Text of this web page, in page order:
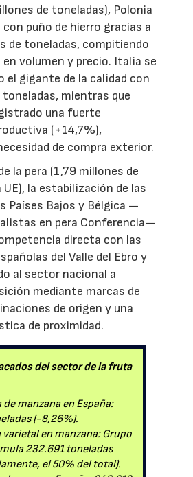
de toneladas), Polonia
puño de hierro gracias a
de toneladas, compitiendo
volumen y precio. Italia se
el gigante de la calidad con
mientras que
una fuerte
(+14,7%),
de compra exterior.
la pera (1,79 millones de
la estabilización de las
Países Bajos y Bélgica —
en pera Conferencia—
directa con las
del Valle del Ebro y
al sector nacional a
mediante marcas de
de origen y una
de proximidad.
del sector de la fruta
manzana en España:
(-8,26%).
en manzana: Grupo
232.691 toneladas
el 50% del total).